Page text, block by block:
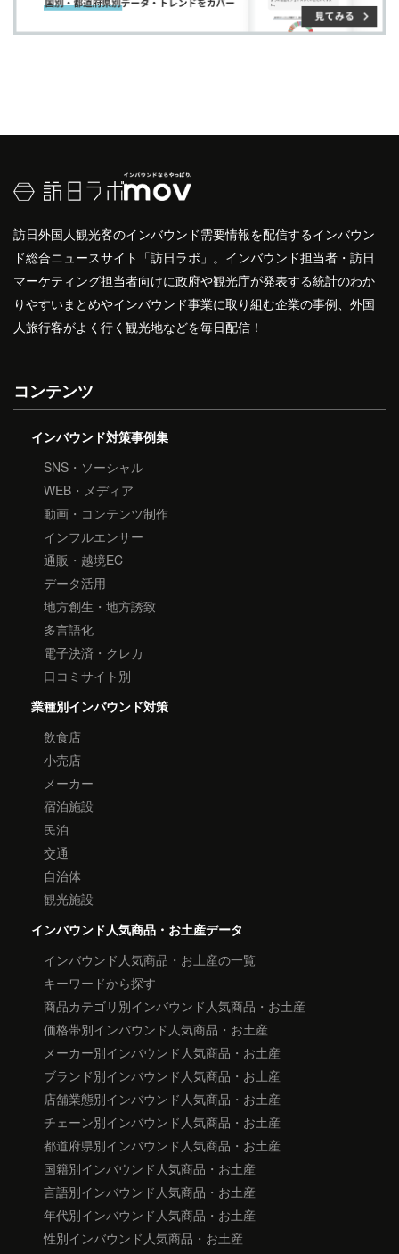
検定が開始された2009年には初級と中級のみでした
構成されています。
訪日外国人観光客のインバウンド需要情報を配信するインバウン
ド総合ニュースサイト「訪日ラボ」。インバウンド担当者・訪日
マーケティング担当者向けに政府や観光庁が発表する統計のわか
りやすいまとめやインバウンド事業に取り組む企業の事例、外国
人旅行客がよく行く観光地などを毎日配信！
コンテンツ
インバウンド対策事例集
SNS・ソーシャル
WEB・メディア
動画・コンテンツ制作
インフルエンサー
通販・越境EC
データ活用
地方創生・地方誘致
多言語化
電子決済・クレカ
口コミサイト別
業種別インバウンド対策
飲食店
小売店
メーカー
宿泊施設
民泊
交通
自治体
観光施設
インバウンド人気商品・お土産データ
インバウンド人気商品・お土産の一覧
キーワードから探す
商品カテゴリ別インバウンド人気商品・お土産
価格帯別インバウンド人気商品・お土産
メーカー別インバウンド人気商品・お土産
ブランド別インバウンド人気商品・お土産
店舗業態別インバウンド人気商品・お土産
チェーン別インバウンド人気商品・お土産
都道府県別インバウンド人気商品・お土産
国籍別インバウンド人気商品・お土産
言語別インバウンド人気商品・お土産
年代別インバウンド人気商品・お土産
性別インバウンド人気商品・お土産